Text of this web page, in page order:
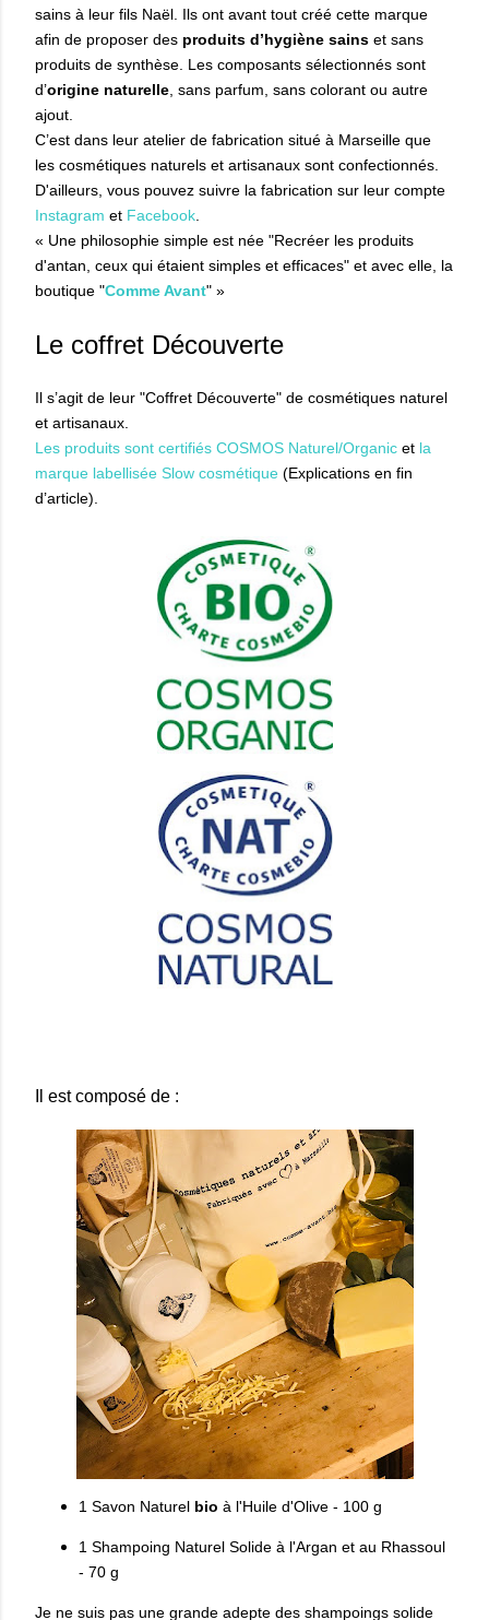
sains à leur fils Naël. Ils ont avant tout créé cette marque
afin de proposer des produits d’hygiène sains et sans
produits de synthèse. Les composants sélectionnés sont
d’origine naturelle, sans parfum, sans colorant ou autre
ajout.
C’est dans leur atelier de fabrication situé à Marseille que
les cosmétiques naturels et artisanaux sont confectionnés.
D'ailleurs, vous pouvez suivre la fabrication sur leur compte
Instagram et Facebook.
« Une philosophie simple est née "Recréer les produits
d'antan, ceux qui étaient simples et efficaces" et avec elle, la
boutique "Comme Avant" »
Le coffret Découverte
Il s’agit de leur "Coffret Découverte" de cosmétiques naturel
et artisanaux.
Les produits sont certifiés COSMOS Naturel/Organic et la
marque labellisée Slow cosmétique (Explications en fin
d’article).
Il est composé de :
1 Savon Naturel bio à l'Huile d'Olive - 100 g
1 Shampoing Naturel Solide à l'Argan et au Rhassoul
- 70 g
Je ne suis pas une grande adepte des shampoings solide